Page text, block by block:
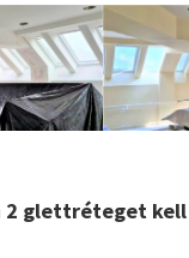
2 glettréteget